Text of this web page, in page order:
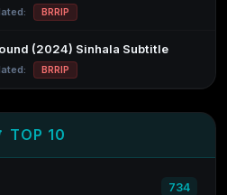
BRRIP
(2024) Sinhala Subtitle
BRRIP
TOP 10
734